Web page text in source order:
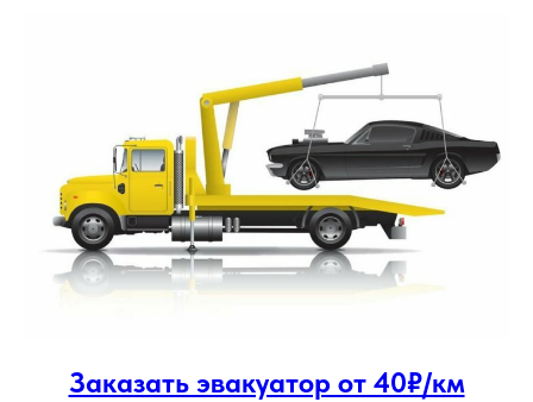
Заказать эвакуатор от 40₽/км